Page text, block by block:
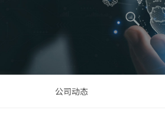
公司动态